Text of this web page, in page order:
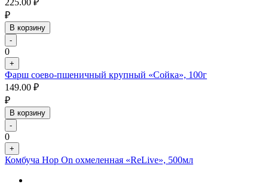
₽
В корзину
-
0
+
Фарш соево-пшеничный крупный «Сойка», 100г
149.00 ₽
₽
В корзину
-
0
+
Комбуча Hop On охмеленная «ReLive», 500мл